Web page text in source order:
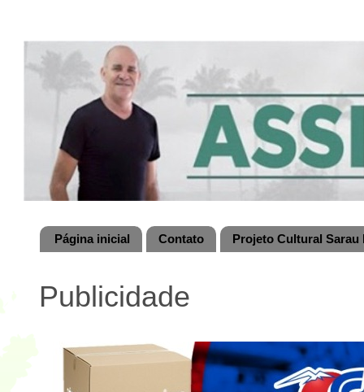
Página inicial Contato Projeto Cultural
Publicidade